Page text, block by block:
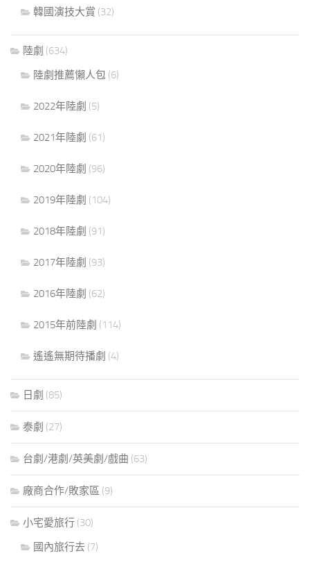
韓國演技大賞 (32)
陸劇 (634)
陸劇推薦懶人包 (6)
2022年陸劇 (5)
2021年陸劇 (61)
2020年陸劇 (96)
2019年陸劇 (104)
2018年陸劇 (91)
2017年陸劇 (93)
2016年陸劇 (62)
2015年前陸劇 (114)
遙遙無期待播劇 (4)
日劇 (85)
泰劇 (27)
台劇/港劇/英美劇/戲曲 (63)
廠商合作/敗家區 (9)
小宅愛旅行 (30)
國內旅行去 (7)